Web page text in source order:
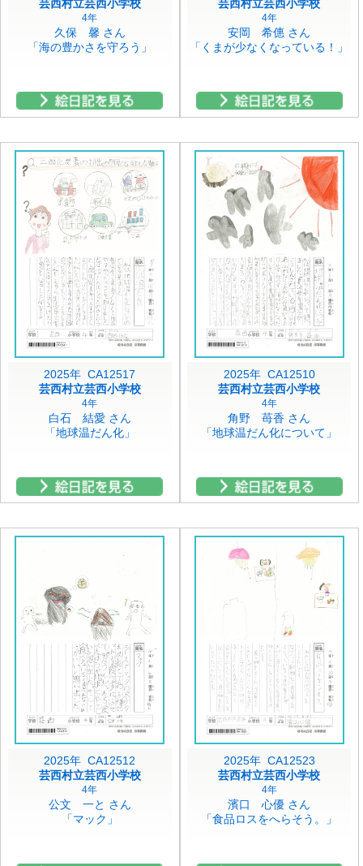
芸西村立芸西小学校
4年
久保 馨 さん
「海の豊かさを守ろう」
芸西村立芸西小学校
4年
安岡 希僡 さん
「くまが少なくなっている！」
2025年 CA12517
芸西村立芸西小学校
4年
白石 結愛 さん
「地球温だん化」
2025年 CA12510
芸西村立芸西小学校
4年
角野 苺香 さん
「地球温だん化について」
2025年 CA12512
芸西村立芸西小学校
4年
公文 一と さん
「マック」
2025年 CA12523
芸西村立芸西小学校
4年
濱口 心優 さん
「食品ロスをへらそう。」